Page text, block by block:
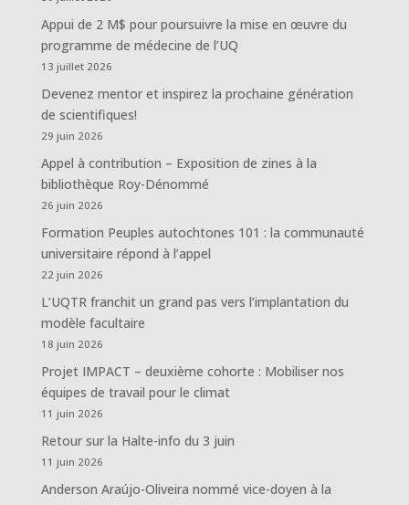
Appui de 2 M$ pour poursuivre la mise en œuvre du
programme de médecine de l’UQ
13 juillet 2026
Devenez mentor et inspirez la prochaine génération
de scientifiques!
29 juin 2026
Appel à contribution – Exposition de zines à la
bibliothèque Roy-Dénommé
26 juin 2026
Formation Peuples autochtones 101 : la communauté
universitaire répond à l’appel
22 juin 2026
L’UQTR franchit un grand pas vers l’implantation du
modèle facultaire
18 juin 2026
Projet IMPACT – deuxième cohorte : Mobiliser nos
équipes de travail pour le climat
11 juin 2026
Retour sur la Halte-info du 3 juin
11 juin 2026
Anderson Araújo-Oliveira nommé vice-doyen à la